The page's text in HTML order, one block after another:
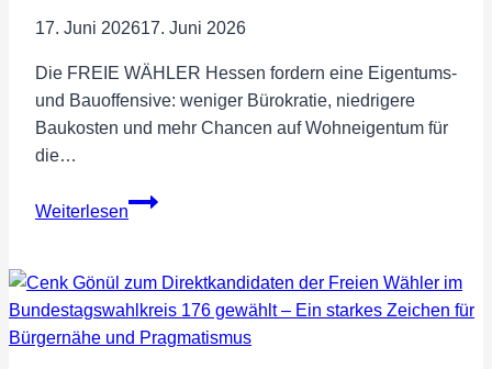
einstimmig
17. Juni 202617. Juni 2026
Die FREIE WÄHLER Hessen fordern eine Eigentums-
und Bauoffensive: weniger Bürokratie, niedrigere
Baukosten und mehr Chancen auf Wohneigentum für
die…
Weiterlesen
Bauen
bezahlbar
werden!